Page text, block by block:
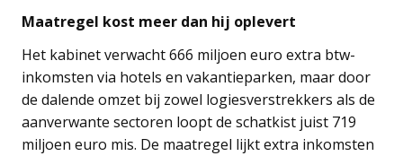
Maatregel kost meer dan hij oplevert
Het kabinet verwacht 666 miljoen euro extra btw-
inkomsten via hotels en vakantieparken, maar door
de dalende omzet bij zowel logiesverstrekkers als de
aanverwante sectoren loopt de schatkist juist 719
miljoen euro mis. De maatregel lijkt extra inkomsten